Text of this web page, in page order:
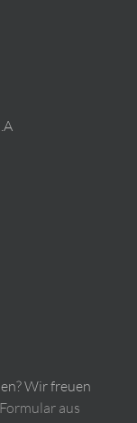
Wir freuen
aus